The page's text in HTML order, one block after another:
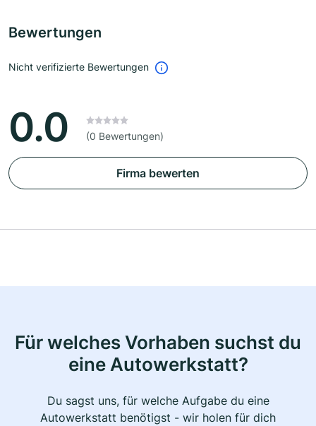
Bewertungen
Nicht verifizierte Bewertungen
0.0 (0 Bewertungen)
Firma bewerten
Für welches Vorhaben suchst du
eine Autowerkstatt?
Du sagst uns, für welche Aufgabe du eine
Autowerkstatt benötigst - wir holen für dich